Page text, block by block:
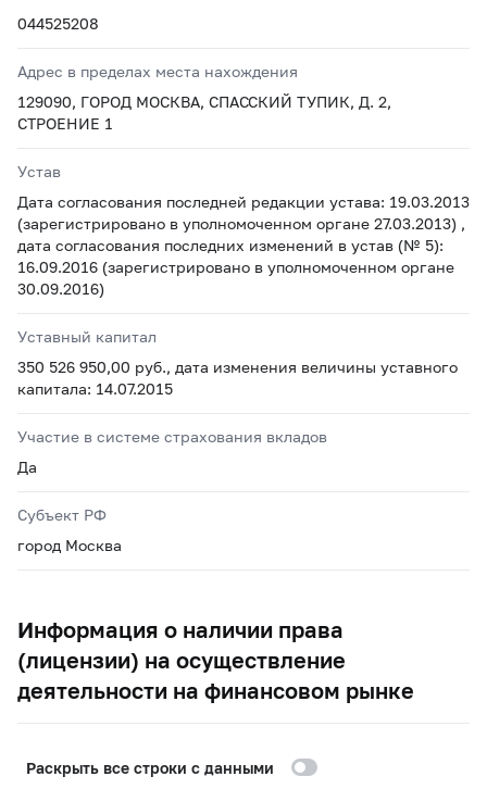
044525208
Адрес в пределах места нахождения
129090, ГОРОД МОСКВА, СПАССКИЙ ТУПИК, Д. 2,
СТРОЕНИЕ 1
Устав
Дата согласования последней редакции устава: 19.03.2013
(зарегистрировано в уполномоченном органе 27.03.2013) ,
дата согласования последних изменений в устав (№ 5):
16.09.2016 (зарегистрировано в уполномоченном органе
30.09.2016)
Уставный капитал
350 526 950,00 руб., дата изменения величины уставного
капитала: 14.07.2015
Участие в системе страхования вкладов
Да
Субъект РФ
город Москва
Информация о наличии права
(лицензии) на осуществление
деятельности на финансовом рынке
Раскрыть все строки с данными